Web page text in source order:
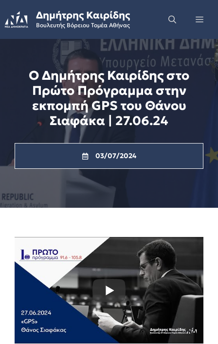
to
content
Δημήτρης Καιρίδης
Βουλευτής Βόρειου Τομέα Αθήνας
Ο Δημήτρης Καιρίδης στο
Πρώτο Πρόγραμμα στην
εκπομπή GPS του Θάνου
Σιαφάκα | 27.06.24
03/07/2024